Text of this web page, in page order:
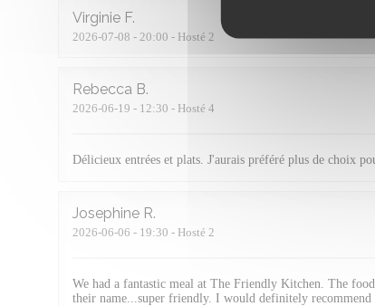
Virginie F
2026-07-08 - 20:00 - Hosté 2
Rebecca B
2026-06-19 - 12:30 - Hosté 4
Délicieux entrées et plats. J'aurais préféré plus de choix
Josephine R
2026-06-06 - 19:30 - Hosté 2
We had a fantastic meal at The Friendly Kitchen. The
their name...super friendly. I would definitely